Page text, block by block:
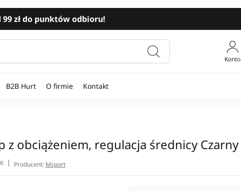
zł do punktów odbioru!
Konto
B2B Hurt O firmie Kontakt
z obciążeniem, regulacja średnicy Czarny
Producent: Msport